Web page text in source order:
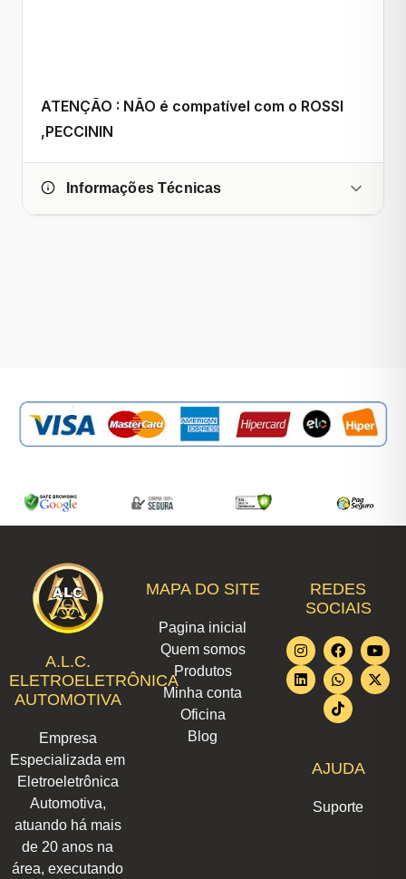
ATENÇÃO : NÃO é compatível com o ROSSI
,PECCININ
Informações Técnicas
A.L.C.
ELETROELETRÔNICA
AUTOMOTIVA
Empresa
Especializada em
Eletroeletrônica
Automotiva,
atuando há mais
de 20 anos na
área, executando
MAPA DO SITE
Pagina inicial
Quem somos
Produtos
Minha conta
Oficina
Blog
REDES
SOCIAIS
I
n
s
t
F
a
c
e
b
o
Y
o
u
t
L
i
n
k
W
h
a
t
s
a
X
-
t
w
T
i
k
t
o
k
AJUDA
Suporte